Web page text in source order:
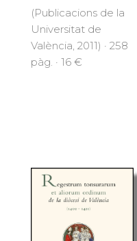
(Publicacions de la
Universitat de
València, 2011) · 258
pàg. · 16 €